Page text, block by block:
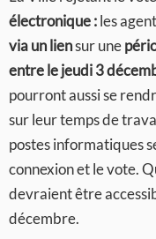
électronique :les
via un liensur une
entre le jeudi 3
pourront aussi se
sur leur temps de
postes informatiques
connexion et le vote.
devraient être
décembre.